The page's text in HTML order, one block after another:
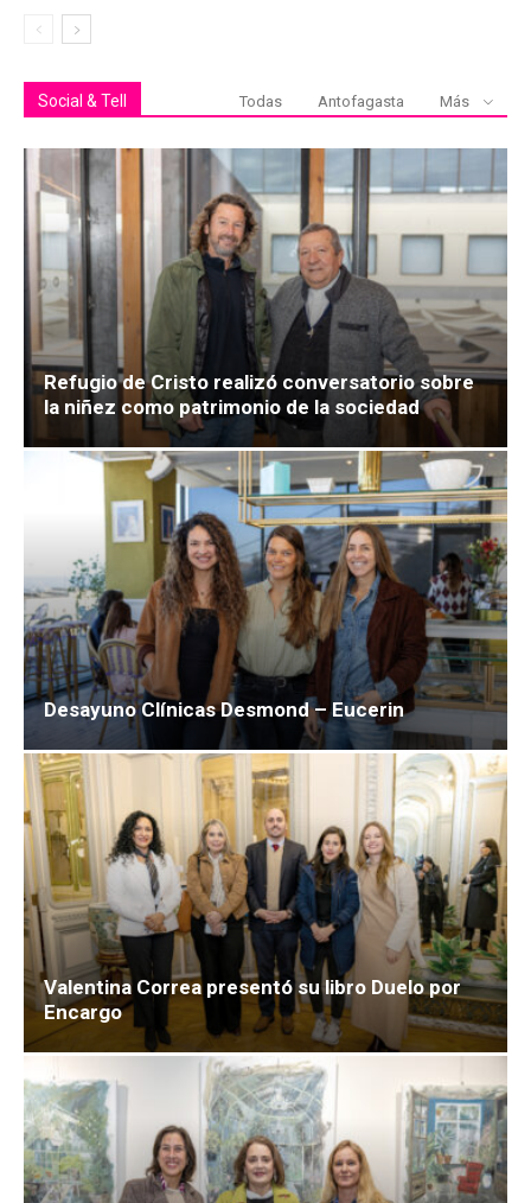
Social & Tell Todas Antofagasta Más
Refugio de Cristo realizó conversatorio sobre
la niñez como patrimonio de la sociedad
Desayuno Clínicas Desmond – Eucerin
Valentina Correa presentó su libro Duelo por
Encargo